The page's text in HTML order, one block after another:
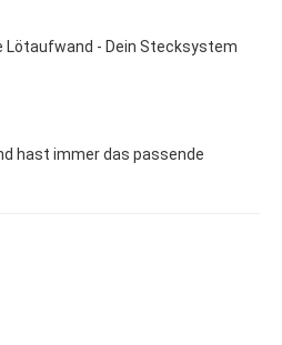
Lötaufwand - Dein Stecksystem
hast immer das passende